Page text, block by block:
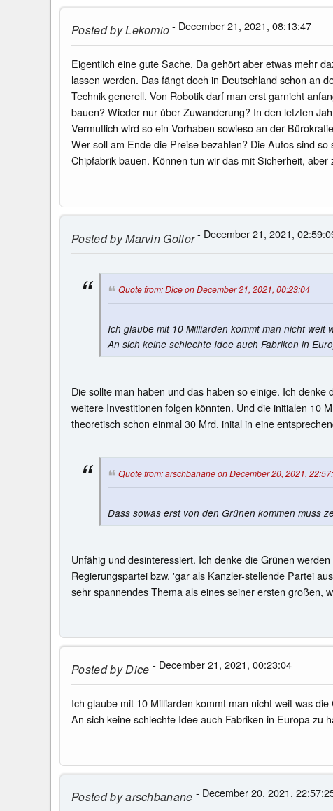
Posted byLekomio- December 21, 2021, 08:13:47
Eigentlich eine gute Sache. Da gehört aber etwas mehr
lassen werden. Das fängt doch in Deutschland schon an
Technik generell. Von Robotik darf man erst garnicht
bauen? Wieder nur über Zuwanderung? In den letzten
Vermutlich wird so ein Vorhaben sowieso an der
Wer soll am Ende die Preise bezahlen? Die Autos sind
Chipfabrik bauen. Können tun wir das mit Sicherheit,
Posted byMarvin Gollor- December 21, 2021,
Quote from: Dice on December 21, 2021, 00:23:04
Ich glaube mit 10 Milliarden kommt man nicht weit
An sich keine schlechte Idee auch Fabriken in
Die sollte man haben und das haben so einige. Ich
weitere Investitionen folgen könnten. Und die initialen 10
theoretisch schon einmal 30 Mrd. inital in eine
Quote from: arschbanane on December 20, 2021,
Dass sowas erst von den Grünen kommen muss
Unfähig und desinteressiert. Ich denke die Grünen
Regierungspartei bzw. 'gar als Kanzler-stellende Partei
sehr spannendes Thema als eines seiner ersten großen,
Posted byDice - December 21, 2021, 00:23:04
Ich glaube mit 10 Milliarden kommt man nicht weit was
An sich keine schlechte Idee auch Fabriken in Europa zu
Posted byarschbanane - December 20, 2021,